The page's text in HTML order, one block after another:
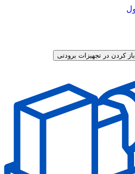
باز کردن در تجهیزات برودتی